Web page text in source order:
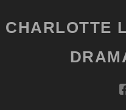
CHARLOTTE